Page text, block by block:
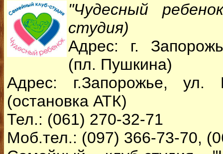
"Чудесный
студия)
Адрес: г.
(пл. Пушкина)
Адрес: г.Запорожье, ул.
(остановка АТК)
Тел.: (061) 270-32-71
Моб.тел.: (097) 366-73-70,